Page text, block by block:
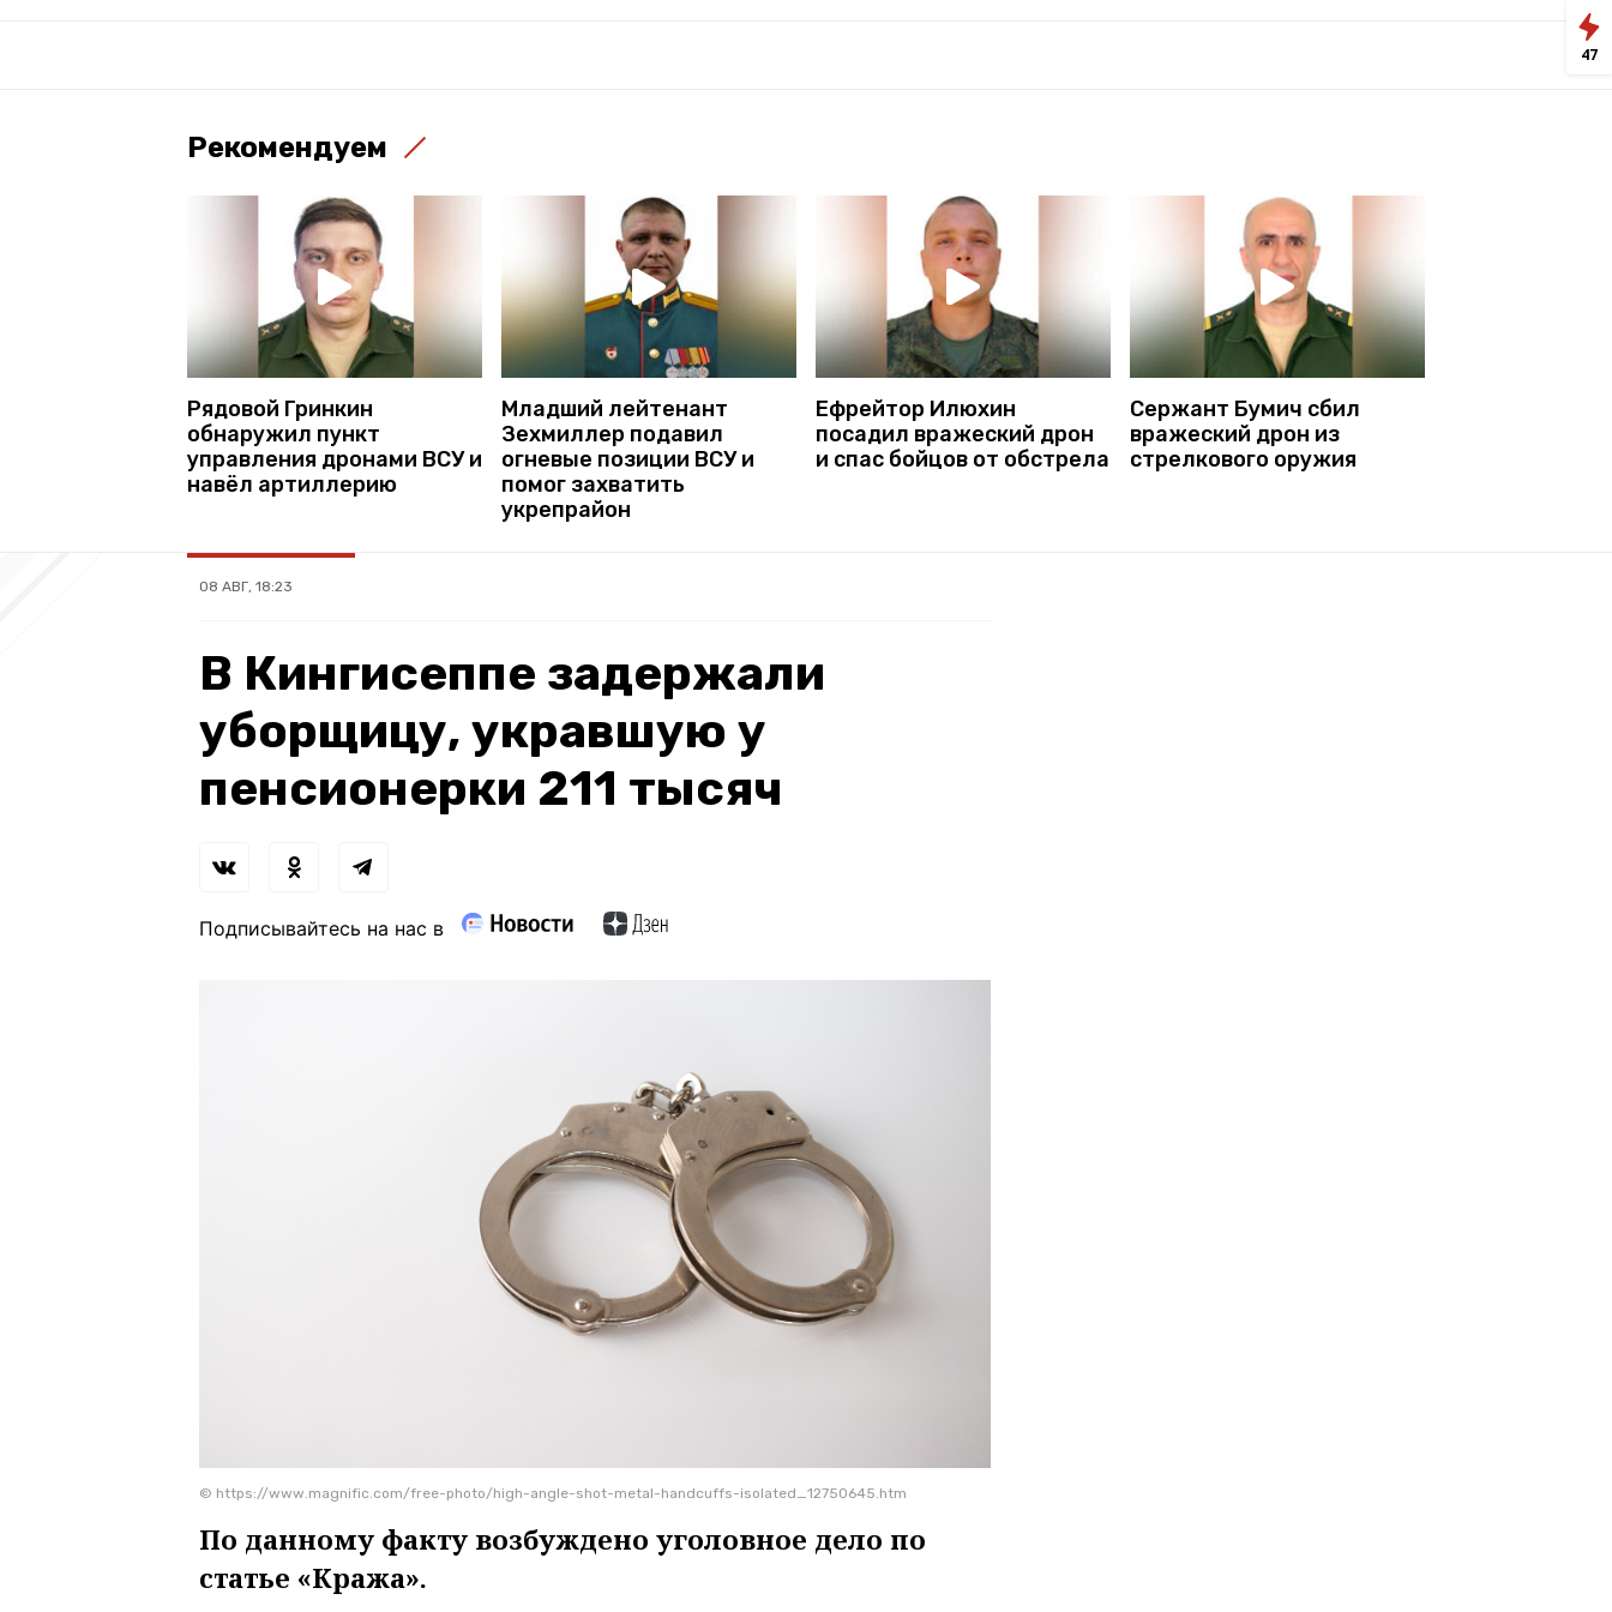
Рекомендуем
Рядовой Гринкин
обнаружил пункт
управления дронами ВСУ и
навёл артиллерию
Младший лейтенант
Зехмиллер подавил
огневые позиции ВСУ и
помог захватить
укрепрайон
Ефрейтор Илюхин
посадил вражеский дрон
и спас бойцов от обстрела
Сержант Бумич сбил
вражеский дрон из
стрелкового оружия
08 АВГ, 18:23
В Кингисеппе задержали
уборщицу, укравшую у
пенсионерки 211 тысяч
Подписывайтесь на нас в
© https://www.magnific.com/free-photo/high-angle-shot-metal-handcuffs-isolated_12750645.htm
По данному факту возбуждено уголовное дело по
статье «Кража».
47